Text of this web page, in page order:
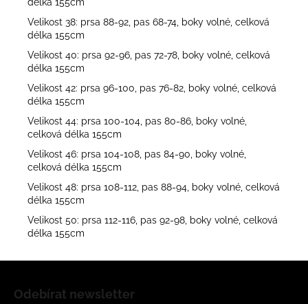
Velikost 38: prsa 88-92, pas 68-74, boky volné, celková
délka 155cm
Velikost 40: prsa 92-96, pas 72-78, boky volné, celková
délka 155cm
Velikost 42: prsa 96-100, pas 76-82, boky volné, celková
délka 155cm
Velikost 44: prsa 100-104, pas 80-86, boky volné,
celková délka 155cm
Velikost 46: prsa 104-108, pas 84-90, boky volné,
celková délka 155cm
Velikost 48: prsa 108-112, pas 88-94, boky volné, celková
délka 155cm
Velikost 50: prsa 112-116, pas 92-98, boky volné, celková
délka 155cm
Odebírat newsletter